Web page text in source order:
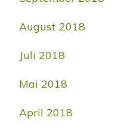
August 2018
Juli 2018
Mai 2018
April 2018